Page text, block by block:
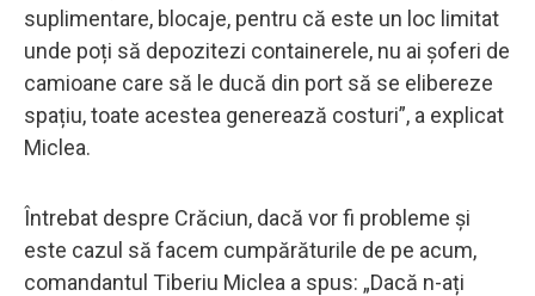
suplimentare, blocaje, pentru că este un loc limitat
unde poți să depozitezi containerele, nu ai șoferi de
camioane care să le ducă din port să se elibereze
spațiu, toate acestea generează costuri”, a explicat
Miclea.
Întrebat despre Crăciun, dacă vor fi probleme și
este cazul să facem cumpărăturile de pe acum,
comandantul Tiberiu Miclea a spus: „Dacă n-ați